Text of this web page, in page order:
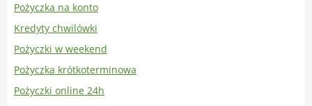
Pożyczka na konto
Kredyty chwilówki
Pożyczki w weekend
Pożyczka krótkoterminowa
Pożyczki online 24h